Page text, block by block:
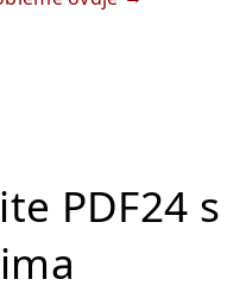
PDF24 s